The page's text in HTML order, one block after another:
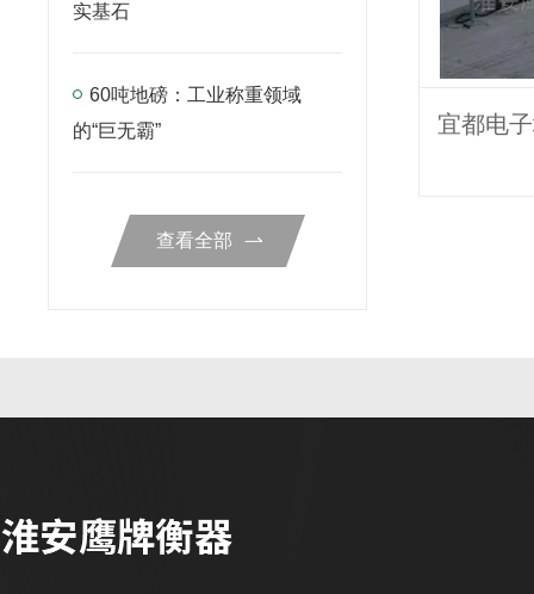
实基石
60吨地磅：工业称重领域
的“巨无霸”
查看全部